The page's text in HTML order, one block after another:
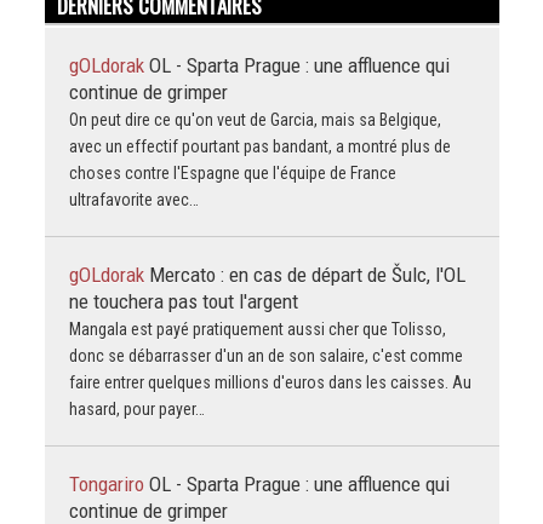
gOLdorak OL - Sparta Prague : une affluence qui
continue de grimper
On peut dire ce qu'on veut de Garcia, mais sa Belgique,
avec un effectif pourtant pas bandant, a montré plus de
choses contre l'Espagne que l'équipe de France
ultrafavorite avec…
gOLdorak Mercato : en cas de départ de Šulc, l'OL
ne touchera pas tout l'argent
Mangala est payé pratiquement aussi cher que Tolisso,
donc se débarrasser d'un an de son salaire, c'est comme
faire entrer quelques millions d'euros dans les caisses. Au
hasard, pour payer…
Tongariro OL - Sparta Prague : une affluence qui
continue de grimper